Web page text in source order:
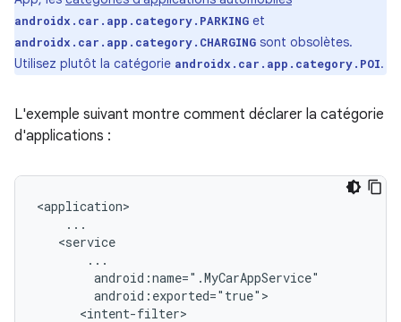
androidx.car.app.category.PARKING et
androidx.car.app.category.CHARGING sont obsolètes.
Utilisez plutôt la catégorie androidx.car.app.category.POI.
L'exemple suivant montre comment déclarer la catégorie
d'applications :